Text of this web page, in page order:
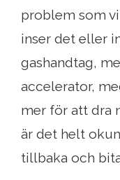
problem som
inser det eller
gashandtag,
accelerator,
mer för att dra
är det helt
tillbaka och